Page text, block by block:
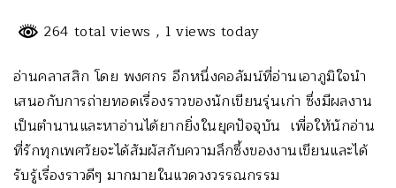
264 total views , 1 views today
อ่านคลาสสิก โดย พงศกร อีกหนึ่งคอลัมน์ที่อ่านเอาภูมิใจนำ
เสนอกับการถ่ายทอดเรื่องราวของนักเขียนรุ่นเก่า ซึ่งมีผลงาน
เป็นตำนานและหาอ่านได้ยากยิ่งในยุคปัจจุบัน เพื่อให้นักอ่าน
ที่รักทุกเพศวัยจะได้สัมผัสกับความลึกซึ้งของงานเขียนและได้
รับรู้เรื่องราวดีๆ มากมายในแวดวงวรรณกรรม